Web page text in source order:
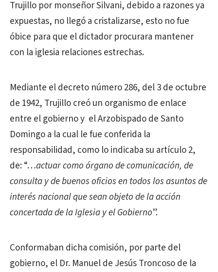
Trujillo por monseñor Silvani, debido a razones ya
expuestas, no llegó a cristalizarse, esto no fue
óbice para que el dictador procurara mantener
con la iglesia relaciones estrechas.
Mediante el decreto número 286, del 3 de octubre
de 1942, Trujillo creó un organismo de enlace
entre el gobierno y el Arzobispado de Santo
Domingo a la cual le fue conferida la
responsabilidad, como lo indicaba su artículo 2,
de: “…actuar como órgano de comunicación, de
consulta y de buenos oficios en todos los asuntos de
interés nacional que sean objeto de la acción
concertada de la Iglesia y el Gobierno”.
Conformaban dicha comisión, por parte del
gobierno, el Dr. Manuel de Jesús Troncoso de la